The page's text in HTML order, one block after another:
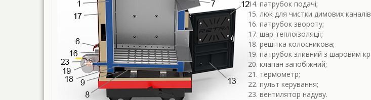
патрубок подачі;
люк для чистки димових
патрубок звороту;
шар теплоізоляції;
решітка колосникова;
патрубок зливний з шаровим
клапан запобіжний;
термометр;
пульт керування;
вентилятор надуву.